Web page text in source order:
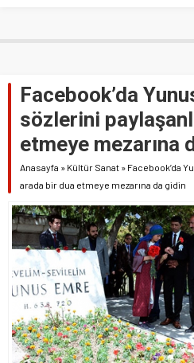
Facebook’da
sözlerini
etmeye mezarına
Anasayfa » Kültür Sanat » Facebook’da
arada bir dua etmeye mezarına da gidin